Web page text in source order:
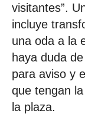
visitantes”.
incluye
una oda a la
haya duda
para aviso y
que tengan
la plaza.